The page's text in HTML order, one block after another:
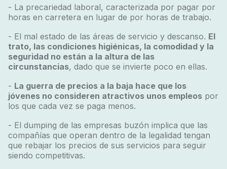
- La precariedad laboral, caracterizada por pagar por
horas en carretera en lugar de por horas de trabajo.
- El mal estado de las áreas de servicio y descanso. El
trato, las condiciones higiénicas, la comodidad y la
seguridad no están a la altura de las
circunstancias, dado que se invierte poco en ellas.
- La guerra de precios a la baja hace que los
jóvenes no consideren atractivos unos empleospor
los que cada vez se paga menos.
- El dumping de las empresas buzón implica que las
compañías que operan dentro de la legalidad tengan
que rebajar los precios de sus servicios para seguir
siendo competitivas.